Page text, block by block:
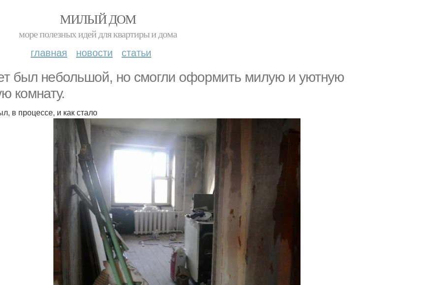
МИЛЫЙ ДОМ
море полезных идей для квартиры и дома
главная новости статьи
был небольшой, но смогли оформить милую и уютную
комнату.
в процессе, и как стало